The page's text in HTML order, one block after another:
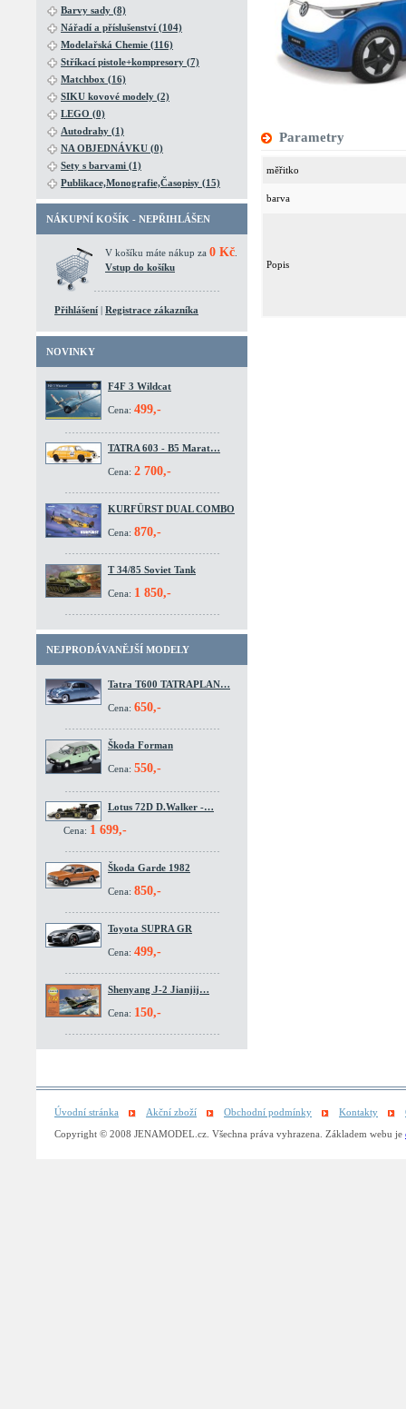
Barvy sady (8)
Nářadí a příslušenství (104)
Modelařská Chemie (116)
Stříkací pistole+kompresory (7)
Matchbox (16)
SIKU kovové modely (2)
LEGO (0)
Autodrahy (1)
NA OBJEDNÁVKU (0)
Sety s barvami (1)
Publikace,Monografie,Časopisy (15)
NÁKUPNÍ KOŠÍK - NEPŘIHLÁŠEN
V košíku máte nákup za 0 Kč
Vstup do košíku
Přihlášení | Registrace zákazníka
NOVINKY
F4F 3 Wildcat
Cena: 499,-
TATRA 603 - B5 Marat…
Cena: 2 700,-
KURFÜRST DUAL COMBO
Cena: 870,-
T 34/85 Soviet Tank
Cena: 1 850,-
NEJPRODÁVANĚJŠÍ MODELY
Tatra T600 TATRAPLAN…
Cena: 650,-
Škoda Forman
Cena: 550,-
Lotus 72D D.Walker -…
Cena: 1 699,-
Škoda Garde 1982
Cena: 850,-
Toyota SUPRA GR
Cena: 499,-
Shenyang J-2 Jianjij…
Cena: 150,-
Parametry
měřitko
barva
Popis
Úvodní stránka Akční zboží Obchodní podmínky Kontakty
Copyright © 2008 JENAMODEL.cz. Všechna práva vyhrazena. Základem webu je